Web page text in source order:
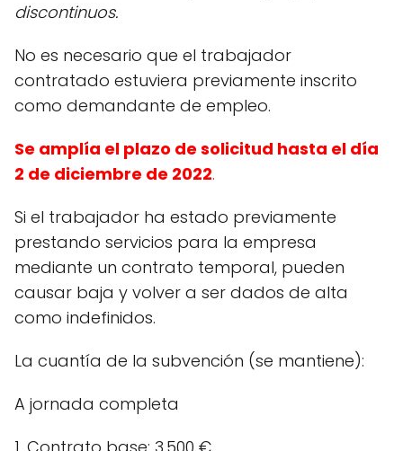
discontinuos.
No es necesario que el trabajador
contratado estuviera previamente inscrito
como demandante de empleo.
Se amplía el plazo de solicitud hasta el día
2 de diciembre de 2022.
Si el trabajador ha estado previamente
prestando servicios para la empresa
mediante un contrato temporal, pueden
causar baja y volver a ser dados de alta
como indefinidos.
La cuantía de la subvención (se mantiene):
A jornada completa